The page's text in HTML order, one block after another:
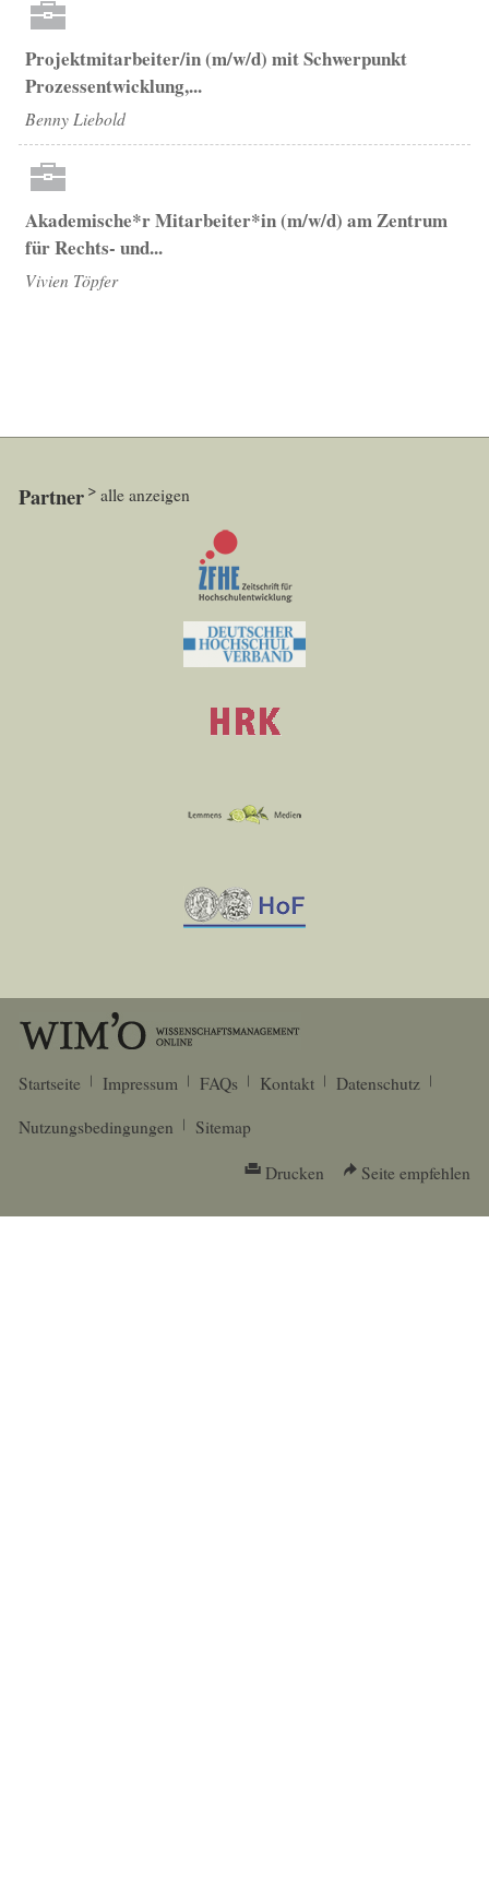
Projektmitarbeiter/in (m/w/d) mit Schwerpunkt
Prozessentwicklung,...
Benny Liebold
Akademische*r Mitarbeiter*in (m/w/d) am Zentrum
für Rechts- und...
Vivien Töpfer
Partner alle anzeigen
Startseite Impressum FAQs Kontakt
Datenschutz
Nutzungsbedingungen
Sitemap
Drucken Seite empfehlen